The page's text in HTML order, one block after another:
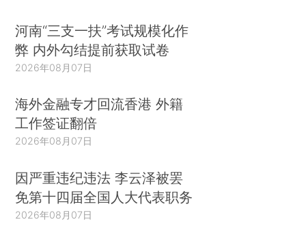
河南“三支一扶”考试规模化作
弊 内外勾结提前获取试卷
2026年08月07日
海外金融专才回流香港 外籍
工作签证翻倍
2026年08月07日
因严重违纪违法 李云泽被罢
免第十四届全国人大代表职务
2026年08月07日